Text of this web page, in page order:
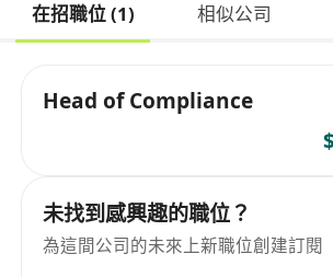
在招職位 (1) 相似公司
Head of Compliance
未找到感興趣的職位？
為這間公司的未來上新職位創建訂閱